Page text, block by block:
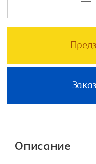
Описание